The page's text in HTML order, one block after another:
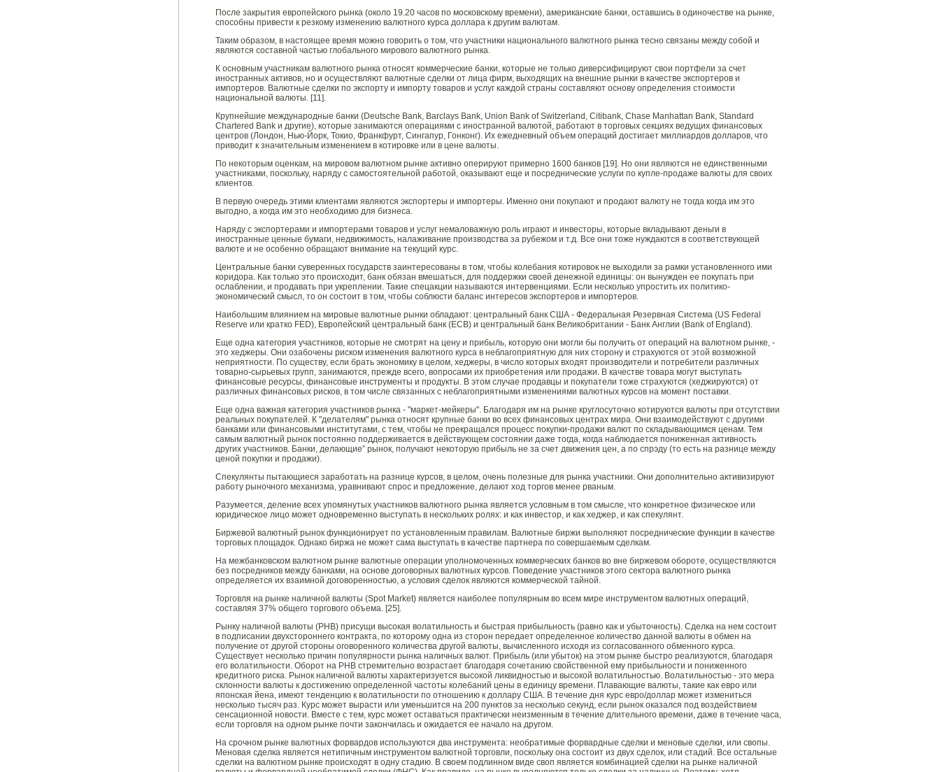
После закрытия европейского рынка (около 19.20 часов по московскому времени), американские банки, оставшись в одиночестве на рынке,
способны привести к резкому изменению валютного курса доллара к другим валютам.
Таким образом, в настоящее время можно говорить о том, что участники национального валютного рынка тесно связаны между собой и
являются составной частью глобального мирового валютного рынка.
К основным участникам валютного рынка относят коммерческие банки, которые не только диверсифицируют свои портфели за счет
иностранных активов, но и осуществляют валютные сделки от лица фирм, выходящих на внешние рынки в качестве экспортеров и
импортеров. Валютные сделки по экспорту и импорту товаров и услуг каждой страны составляют основу определения стоимости
национальной валюты. [11].
Крупнейшие международные банки (Deutsche Bank, Barclays Bank, Union Bank of Switzerland, Citibank, Chase Manhattan Bank, Standard
Chartered Bank и другие), которые занимаются операциями с иностранной валютой, работают в торговых секциях ведущих финансовых
центров (Лондон, Нью-Йорк, Токио, Франкфурт, Сингапур, Гонконг). Их ежедневный объем операций достигает миллиардов долларов, что
приводит к значительным изменением в котировке или в цене валюты.
По некоторым оценкам, на мировом валютном рынке активно оперируют примерно 1600 банков [19]. Но они являются не единственными
участниками, поскольку, наряду с самостоятельной работой, оказывают еще и посреднические услуги по купле-продаже валюты для своих
клиентов.
В первую очередь этими клиентами являются экспортеры и импортеры. Именно они покупают и продают валюту не тогда когда им это
выгодно, а когда им это необходимо для бизнеса.
Наряду с экспортерами и импортерами товаров и услуг немаловажную роль играют и инвесторы, которые вкладывают деньги в
иностранные ценные бумаги, недвижимость, налаживание производства за рубежом и т.д. Все они тоже нуждаются в соответствующей
валюте и не особенно обращают внимание на текущий курс.
Центральные банки суверенных государств заинтересованы в том, чтобы колебания котировок не выходили за рамки установленного ими
коридора. Как только это происходит, банк обязан вмешаться, для поддержки своей денежной единицы: он вынужден ее покупать при
ослаблении, и продавать при укреплении. Такие спецакции называются интервенциями. Если несколько упростить их политико-
экономический смысл, то он состоит в том, чтобы соблюсти баланс интересов экспортеров и импортеров.
Наибольшим влиянием на мировые валютные рынки обладают: центральный банк США - Федеральная Резервная Система (US Federal
Reserve или кратко FED), Европейский центральный банк (ECB) и центральный банк Великобритании - Банк Англии (Bank of England).
Еще одна категория участников, которые не смотрят на цену и прибыль, которую они могли бы получить от операций на валютном рынке, -
это хеджеры. Они озабочены риском изменения валютного курса в неблагоприятную для них сторону и страхуются от этой возможной
неприятности. По существу, если брать экономику в целом, хеджеры, в число которых входят производители и потребители различных
товарно-сырьевых групп, занимаются, прежде всего, вопросами их приобретения или продажи. В качестве товара могут выступать
финансовые ресурсы, финансовые инструменты и продукты. В этом случае продавцы и покупатели тоже страхуются (хеджируются) от
различных финансовых рисков, в том числе связанных с неблагоприятными изменениями валютных курсов на момент поставки.
Еще одна важная категория участников рынка - "маркет-мейкеры". Благодаря им на рынке круглосуточно котируются валюты при отсутствии
реальных покупателей. К "делателям" рынка относят крупные банки во всех финансовых центрах мира. Они взаимодействуют с другими
банками или финансовыми институтами, с тем, чтобы не прекращался процесс покупки-продажи валют по складывающимся ценам. Тем
самым валютный рынок постоянно поддерживается в действующем состоянии даже тогда, когда наблюдается пониженная активность
других участников. Банки, делающие” рынок, получают некоторую прибыль не за счет движения цен, а по спрэду (то есть на разнице между
ценой покупки и продажи).
Спекулянты пытающиеся заработать на разнице курсов, в целом, очень полезные для рынка участники. Они дополнительно активизируют
работу рыночного механизма, уравнивают спрос и предложение, делают ход торгов менее рваным.
Разумеется, деление всех упомянутых участников валютного рынка является условным в том смысле, что конкретное физическое или
юридическое лицо может одновременно выступать в нескольких ролях: и как инвестор, и как хеджер, и как спекулянт.
Биржевой валютный рынок функционирует по установленным правилам. Валютные биржи выполняют посреднические функции в качестве
торговых площадок. Однако биржа не может сама выступать в качестве партнера по совершаемым сделкам.
На межбанковском валютном рынке валютные операции уполномоченных коммерческих банков во вне биржевом обороте, осуществляются
без посредников между банками, на основе договорных валютных курсов. Поведение участников этого сектора валютного рынка
определяется их взаимной договоренностью, а условия сделок являются коммерческой тайной.
Торговля на рынке наличной валюты (Spot Market) является наиболее популярным во всем мире инструментом валютных операций,
составляя 37% общего торгового объема. [25].
Рынку наличной валюты (РНВ) присущи высокая волатильность и быстрая прибыльность (равно как и убыточность). Сделка на нем состоит
в подписании двухстороннего контракта, по которому одна из сторон передает определенное количество данной валюты в обмен на
получение от другой стороны оговоренного количества другой валюты, вычисленного исходя из согласованного обменного курса.
Существует несколько причин популярности рынка наличных валют. Прибыль (или убыток) на этом рынке быстро реализуются, благодаря
его волатильности. Оборот на РНВ стремительно возрастает благодаря сочетанию свойственной ему прибыльности и пониженного
кредитного риска. Рынок наличной валюты характеризуется высокой ликвидностью и высокой волатильностью. Волатильностью - это мера
склонности валюты к достижению определенной частоты колебаний цены в единицу времени. Плавающие валюты, такие как евро или
японская йена, имеют тенденцию к волатильности по отношению к доллару США. В течение дня курс евро/доллар может измениться
несколько тысяч раз. Курс может вырасти или уменьшится на 200 пунктов за несколько секунд, если рынок оказался под воздействием
сенсационной новости. Вместе с тем, курс может оставаться практически неизменным в течение длительного времени, даже в течение часа,
если торговля на одном рынке почти закончилась и ожидается ее начало на другом.
На срочном рынке валютных форвардов используются два инструмента: необратимые форвардные сделки и меновые сделки, или свопы.
Меновая сделка является нетипичным инструментом валютной торговли, поскольку она состоит из двух сделок, или стадий. Все остальные
сделки на валютном рынке происходят в одну стадию. В своем подлинном виде своп является комбинацией сделки на рынке наличной